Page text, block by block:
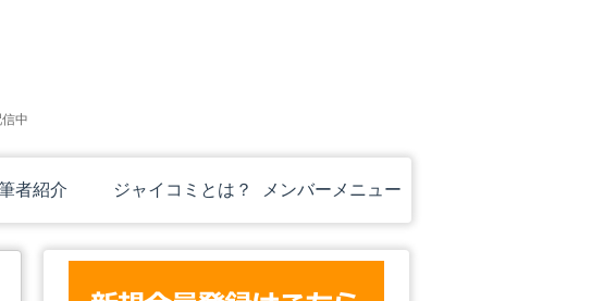
中
者紹介 ジャイコミとは？ メンバーメニュー